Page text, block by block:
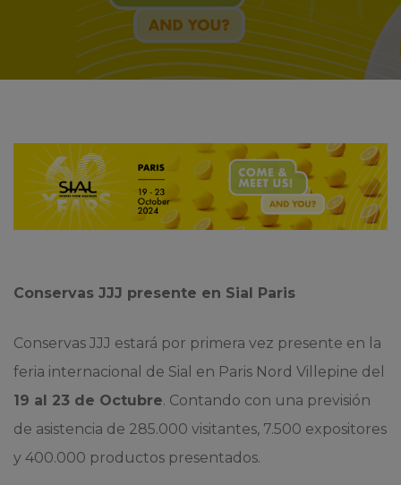
Conservas JJJ presente en Sial Paris
Conservas JJJ estará por primera vez presente en la
feria internacional de Sial en Paris Nord Villepine del
19 al 23 de Octubre. Contando con una previsión
de asistencia de 285.000 visitantes, 7.500 expositores
y 400.000 productos presentados.